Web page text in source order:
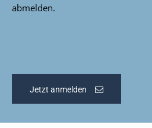
abmelden.
Jetzt anmelden